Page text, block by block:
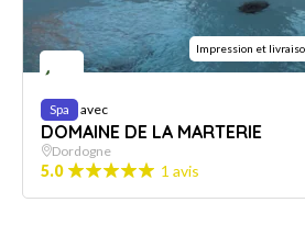
Impression et
Spa avec
DOMAINE DE LA MARTERIE
Dordogne
5.0 1 avis